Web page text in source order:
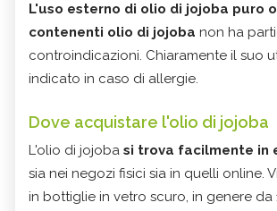
L'uso esterno di olio di jojoba puro
contenenti olio di jojoba non ha
controindicazioni. Chiaramente il suo
indicato in caso di allergie.
Dove acquistare l'olio di jojoba
L'olio di jojoba si trova facilmente in
sia nei negozi fisici sia in quelli online.
in bottiglie in vetro scuro, in genere da